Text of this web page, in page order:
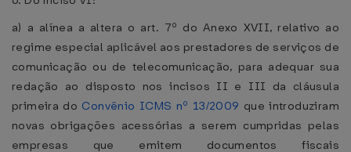
a) a alínea a altera o art. 7º do Anexo XVII, relativo ao
regime especial aplicável aos prestadores de serviços de
comunicação ou de telecomunicação, para adequar sua
redação ao disposto nos incisos II e III da cláusula
primeira do Convênio ICMS nº 13/2009 que introduziram
novas obrigações acessórias a serem cumpridas pelas
empresas que emitem documentos fiscais